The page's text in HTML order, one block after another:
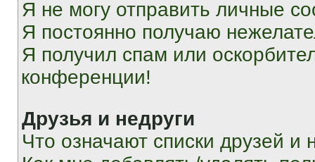
Я не могу отправить личные
Я постоянно получаю
Я получил спам или
конференции!
Друзья и недруги
Что означают списки друзей и